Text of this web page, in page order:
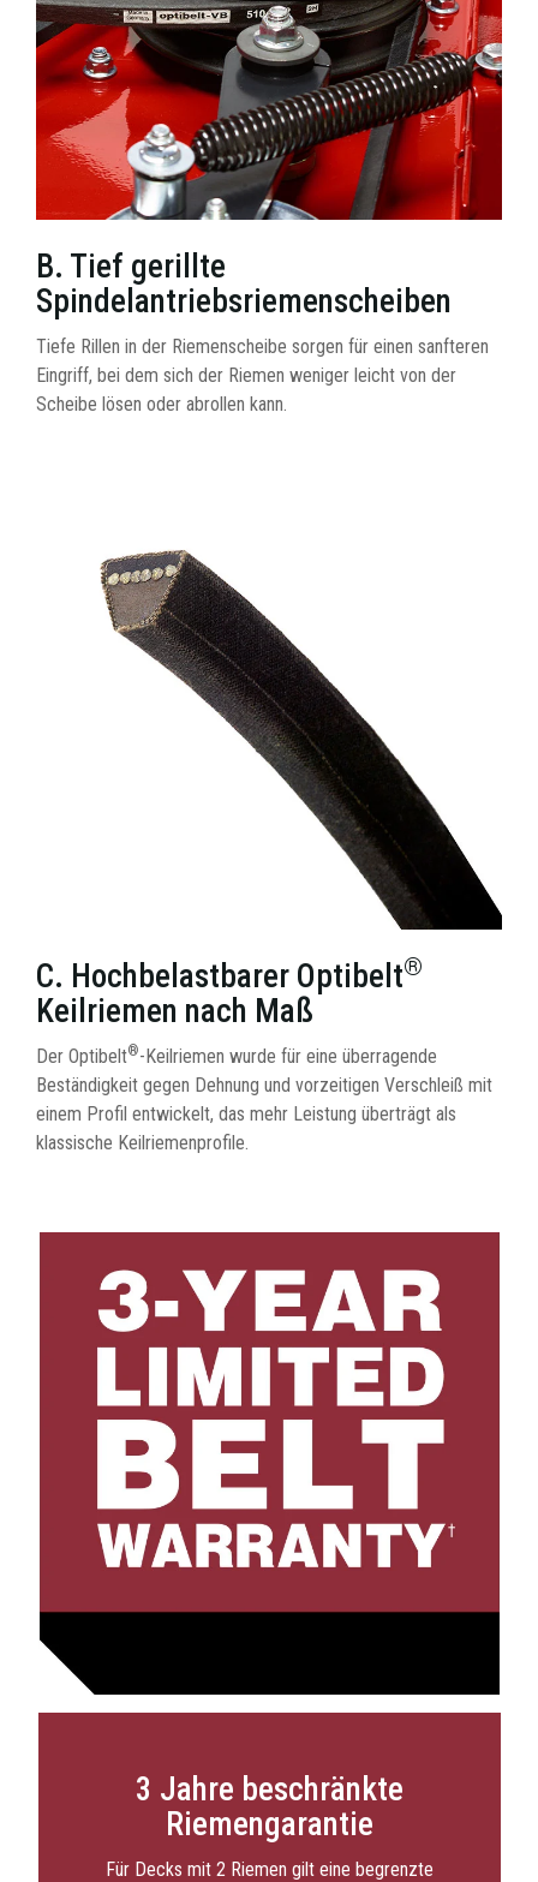
B. Tief gerillte
Spindelantriebsriemenscheiben
Tiefe Rillen in der Riemenscheibe sorgen für einen sanfteren
Eingriff, bei dem sich der Riemen weniger leicht von der
Scheibe lösen oder abrollen kann.
C. Hochbelastbarer Optibelt®
Keilriemen nach Maß
Der Optibelt®-Keilriemen wurde für eine überragende
Beständigkeit gegen Dehnung und vorzeitigen Verschleiß mit
einem Profil entwickelt, das mehr Leistung überträgt als
klassische Keilriemenprofile.
3 Jahre beschränkte
Riemengarantie
Für Decks mit 2 Riemen gilt eine begrenzte